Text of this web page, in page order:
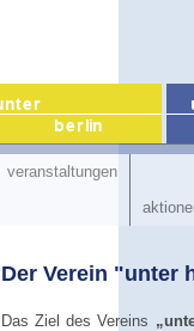
veranstaltungen
Der Verein "unter
Das Ziel des Vereins